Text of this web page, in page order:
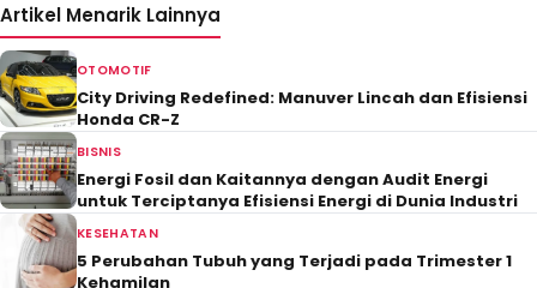
Artikel Menarik Lainnya
OTOMOTIF
City Driving Redefined: Manuver Lincah dan Efisiensi
Honda CR-Z
BISNIS
Energi Fosil dan Kaitannya dengan Audit Energi
untuk Terciptanya Efisiensi Energi di Dunia Industri
KESEHATAN
5 Perubahan Tubuh yang Terjadi pada Trimester 1
Kehamilan